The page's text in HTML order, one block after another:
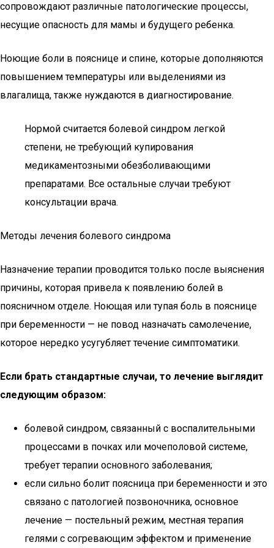
сопровождают различные патологические процессы,
несущие опасность для мамы и будущего ребенка.
Ноющие боли в пояснице и спине, которые дополняются
повышением температуры или выделениями из
влагалища, также нуждаются в диагностирование.
Нормой считается болевой синдром легкой
степени, не требующий купирования
медикаментозными обезболивающими
препаратами. Все остальные случаи требуют
консультации врача.
Методы лечения болевого синдрома
Назначение терапии проводится только после выяснения
причины, которая привела к появлению болей в
поясничном отделе. Ноющая или тупая боль в пояснице
при беременности — не повод назначать самолечение,
которое нередко усугубляет течение симптоматики.
Если брать стандартные случаи, то лечение выглядит
следующим образом:
болевой синдром, связанный с воспалительными
процессами в почках или мочеполовой системе,
требует терапии основного заболевания;
если сильно болит поясница при беременности и это
связано с патологией позвоночника, основное
лечение — постельный режим, местная терапия
гелями с согревающим эффектом и применение